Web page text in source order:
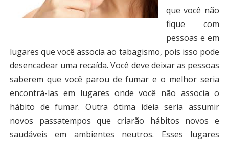
que você não
fique com
pessoas e em
lugares que você associa ao tabagismo, pois isso pode
desencadear uma recaída. Você deve deixar as pessoas
saberem que você parou de fumar e o melhor seria
encontrá-las em lugares onde você não associa o
hábito de fumar. Outra ótima ideia seria assumir
novos passatempos que criarão hábitos novos e
saudáveis em ambientes neutros. Esses lugares